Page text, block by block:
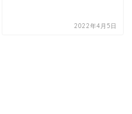
2022年4月5日